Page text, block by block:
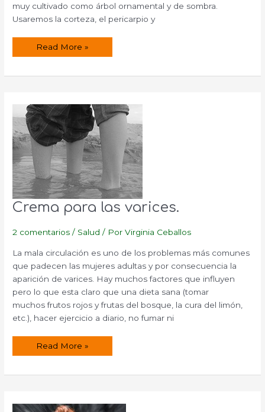
muy cultivado como árbol ornamental y de sombra.
Usaremos la corteza, el pericarpio y
Castaño
hippocastanum).
Read More »
Crema para las varices.
2 comentarios / Salud / PorVirginia Ceballos
La mala circulación es uno de los problemas más comunes
que padecen las mujeres adultas y por consecuencia la
aparición de varices. Hay muchos factores que influyen
pero lo que esta claro que una dieta sana (tomar
muchos frutos rojos y frutas del bosque, la cura del limón,
etc.), hacer ejercicio a diario, no fumar ni
Crema
Read More »